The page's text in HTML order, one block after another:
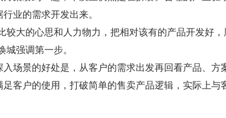
业的需求开发出来。
较大的心思和人力物力，把相对该有的产品开发好，
强调第一步。
场景的好处是，从客户的需求出发再回看产品、方
客户的使用，打破简单的售卖产品逻辑，实际上与